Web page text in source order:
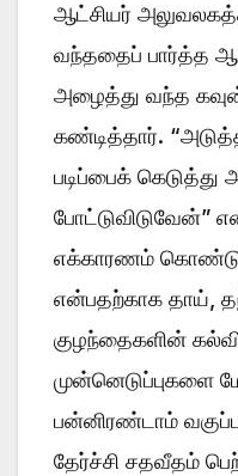
ஆட்சியர்
வந்ததைப் பார்த்த
அழைத்து வந்த
கண்டித்தார்.
படிப்பைக்
போட்டுவிடுவேன்” என
எக்காரணம் கொண்டும்
என்பதற்காக தாய்,
குழந்தைகளின்
முன்னெடுப்புகளை
பன்னிரண்டாம்
தேர்ச்சி சதவீதம்